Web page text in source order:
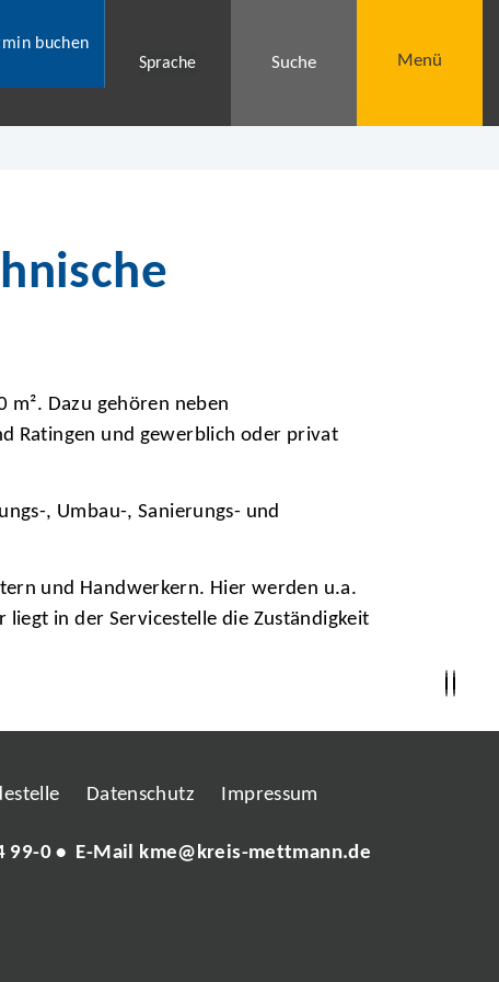
buchen
Sprache
Suche Menü
Dazu gehören neben
Ratingen und gewerblich oder privat
, Umbau-, Sanierungs- und
und Handwerkern. Hier werden u.a.
in der Servicestelle die Zuständigkeit
Datenschutz Impressum
99-0• E-Mail kme@kreis-mettmann.de